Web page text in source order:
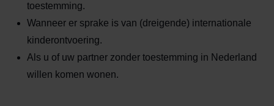
toestemming.
Wanneer er sprake is van (dreigende) internationale
kinderontvoering.
Als u of uw partner zonder toestemming in Nederland
willen komen wonen.